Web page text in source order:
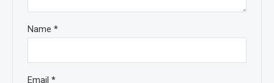
Name*
Email*